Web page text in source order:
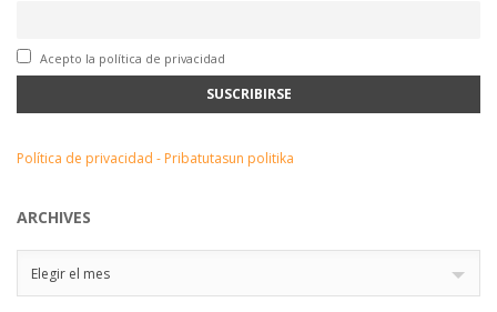
Acepto la política de privacidad
Política de privacidad - Pribatutasun politika
ARCHIVES
Elegir el mes